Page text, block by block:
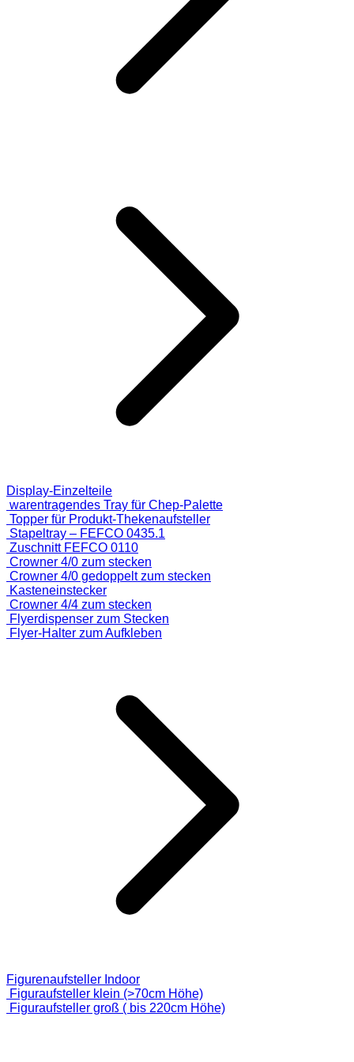
Display-Einzelteile
warentragendes Tray für Chep-Palette
Topper für Produkt-Thekenaufsteller
Stapeltray – FEFCO 0435.1
Zuschnitt FEFCO 0110
Crowner 4/0 zum stecken
Crowner 4/0 gedoppelt zum stecken
Kasteneinstecker
Crowner 4/4 zum stecken
Flyerdispenser zum Stecken
Flyer-Halter zum Aufkleben
Figurenaufsteller Indoor
Figuraufsteller klein (>70cm Höhe)
Figuraufsteller groß ( bis 220cm Höhe)